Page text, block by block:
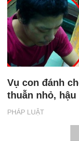
PHÁP LUẬT
Vụ con đánh
thuẫn nhỏ,